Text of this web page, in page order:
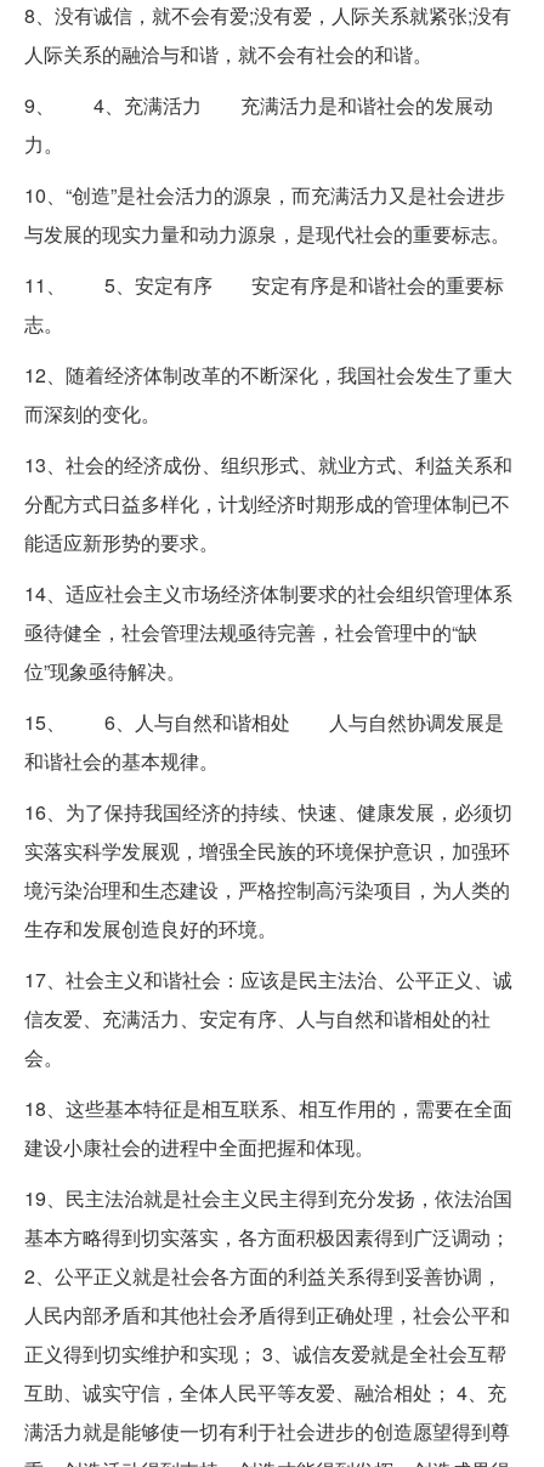
8、没有诚信，就不会有爱;没有爱，人际关系就紧张;没有
人际关系的融洽与和谐，就不会有社会的和谐。
9、 4、充满活力 充满活力是和谐社会的发展动
力。
10、“创造”是社会活力的源泉，而充满活力又是社会进步
与发展的现实力量和动力源泉，是现代社会的重要标志。
11、 5、安定有序 安定有序是和谐社会的重要标
志。
12、随着经济体制改革的不断深化，我国社会发生了重大
而深刻的变化。
13、社会的经济成份、组织形式、就业方式、利益关系和
分配方式日益多样化，计划经济时期形成的管理体制已不
能适应新形势的要求。
14、适应社会主义市场经济体制要求的社会组织管理体系
亟待健全，社会管理法规亟待完善，社会管理中的“缺
位”现象亟待解决。
15、 6、人与自然和谐相处 人与自然协调发展是
和谐社会的基本规律。
16、为了保持我国经济的持续、快速、健康发展，必须切
实落实科学发展观，增强全民族的环境保护意识，加强环
境污染治理和生态建设，严格控制高污染项目，为人类的
生存和发展创造良好的环境。
17、社会主义和谐社会：应该是民主法治、公平正义、诚
信友爱、充满活力、安定有序、人与自然和谐相处的社
会。
18、这些基本特征是相互联系、相互作用的，需要在全面
建设小康社会的进程中全面把握和体现。
19、民主法治就是社会主义民主得到充分发扬，依法治国
基本方略得到切实落实，各方面积极因素得到广泛调动；
2、公平正义就是社会各方面的利益关系得到妥善协调，
人民内部矛盾和其他社会矛盾得到正确处理，社会公平和
正义得到切实维护和实现； 3、诚信友爱就是全社会互帮
互助、诚实守信，全体人民平等友爱、融洽相处； 4、充
满活力就是能够使一切有利于社会进步的创造愿望得到尊